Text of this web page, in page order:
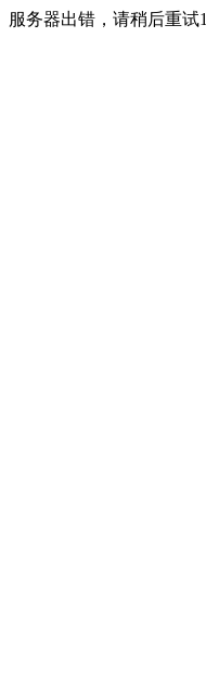
服务器出错，请稍后重试1